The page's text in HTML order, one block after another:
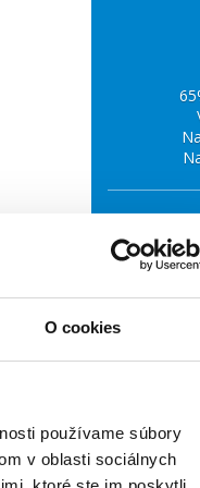
O cookies
používame súbory
v oblasti sociálnych
°
NED